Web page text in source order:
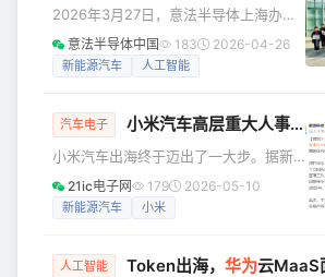
FA120D060TSBAAS（1200V60mΩ）
为车载充电、热管理系统和辅驱系统提
供更优的功率器件解决方案。 一、产品
芯片，实现超
2026年3月27日，意法半导体上海办公
室邀请上海圣华紫竹双语学校六年级的
学生走进ST上海办公室，参加以“STEM
联的积极联动下，53名师生走进ST的实
与实验的日常。本次活动旨在加深学生
对STEM领域的理解，鼓励学生打破性别
偏见，激发他们未来投身科技行业的志
意法半导体中国 183 2026-04-26
新能源汽车 人工智能
汽车电子 小米汽车高层重大人事调整！
小米汽车出海终于迈出了一大步。据新
浪科技等多家媒体报道，小米汽车近日
迎来重大人事调整，小米汽车副总裁、
米汽车的全球化布局正式启动。 近两年
21ic电子网 179 2026-05-10
新能源汽车 小米
人工智能 Token出海， 华为云MaaS面